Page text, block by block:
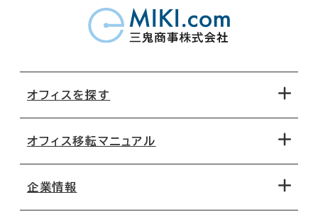
オフィスを探す
地図から探す
路線・駅から探す
オフィス移転マニュアル
企業情報